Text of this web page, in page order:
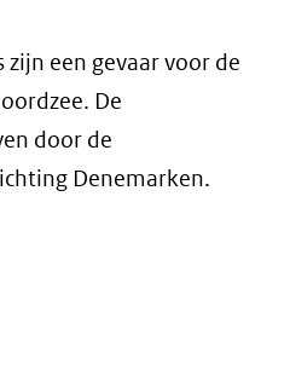
een gevaar voor de
De
door de
Denemarken.